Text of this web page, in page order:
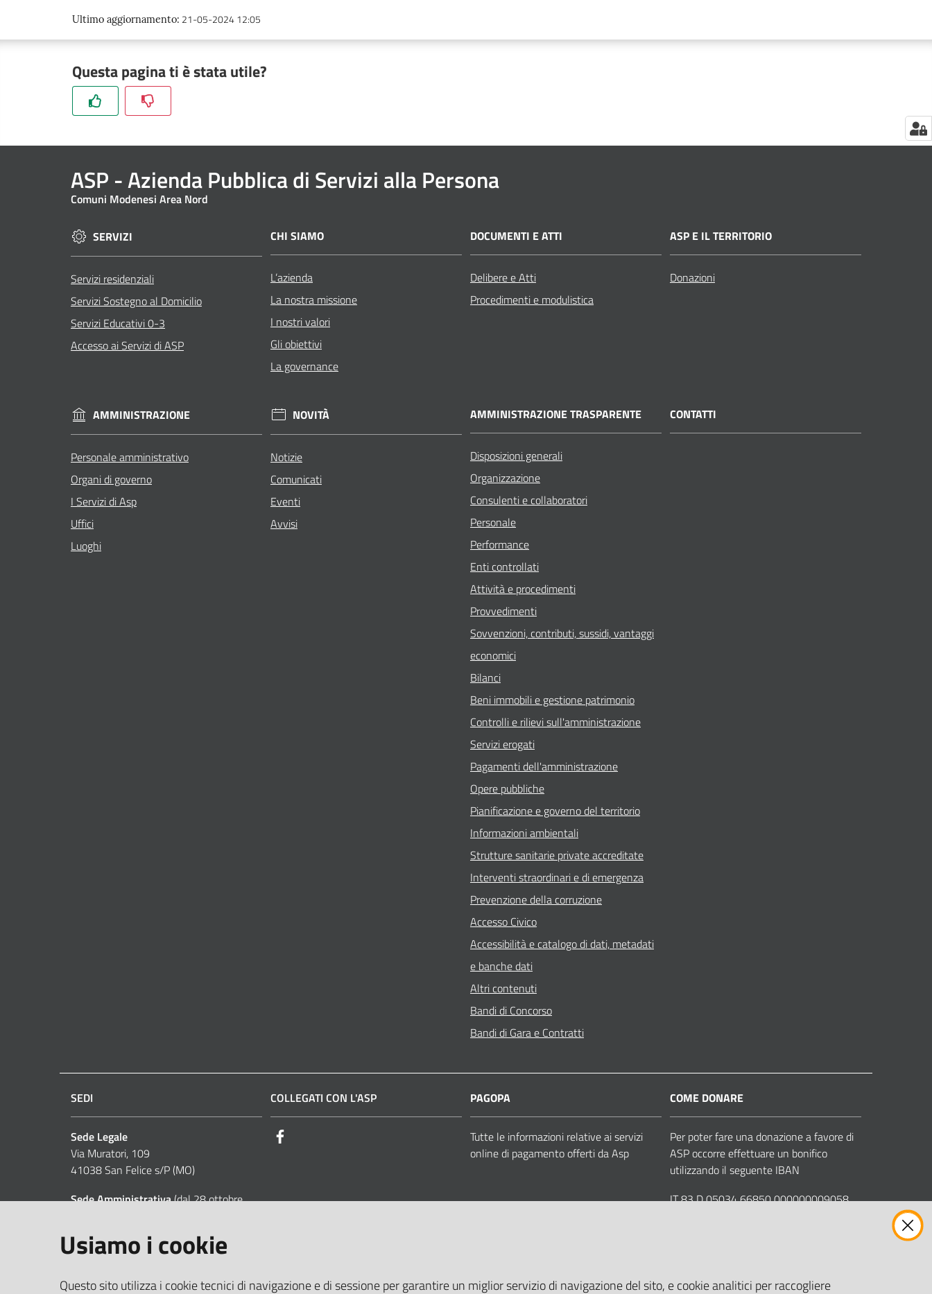
Ultimo aggiornamento: 21-05-2024 12:05
Questa pagina ti è stata utile?
ASP - Azienda Pubblica di Servizi alla Persona
Comuni Modenesi Area Nord
SERVIZI
Servizi residenziali
Servizi Sostegno al Domicilio
Servizi Educativi 0-3
Accesso ai Servizi di ASP
CHI SIAMO
L’azienda
La nostra missione
I nostri valori
Gli obiettivi
La governance
DOCUMENTI E ATTI
Delibere e Atti
Procedimenti e modulistica
ASP E IL TERRITORIO
Donazioni
AMMINISTRAZIONE
Personale amministrativo
Organi di governo
I Servizi di Asp
Uffici
Luoghi
NOVITÀ
Notizie
Comunicati
Eventi
Avvisi
AMMINISTRAZIONE TRASPARENTE
Disposizioni generali
Organizzazione
Consulenti e collaboratori
Personale
Performance
Enti controllati
Attività e procedimenti
Provvedimenti
Sovvenzioni, contributi, sussidi, vantaggi
economici
Bilanci
Beni immobili e gestione patrimonio
Controlli e rilievi sull'amministrazione
Servizi erogati
Pagamenti dell'amministrazione
Opere pubbliche
Pianificazione e governo del territorio
Informazioni ambientali
Strutture sanitarie private accreditate
Interventi straordinari e di emergenza
Prevenzione della corruzione
Accesso Civico
Accessibilità e catalogo di dati, metadati
e banche dati
Altri contenuti
Bandi di Concorso
Bandi di Gara e Contratti
CONTATTI
SEDI
Sede Legale
Via Muratori, 109
41038 San Felice s/P (MO)
Sede Amministrativa(dal 28 ottobre
Via Posta Vecchia, 30
41037 Mirandola (MO)
tel 0535/82688 - fax 0535 /81563
COLLEGATI CON L'ASP PAGOPA
Tutte le informazioni relative ai servizi
online di pagamento offerti da Asp
COME DONARE
Per poter fare una donazione a favore di
ASP occorre effettuare un bonifico
utilizzando il seguente IBAN
IT 83 D 05034 66850 000000009058
Usiamo i cookie
Questo sito utilizza i cookie tecnici di navigazione e di sessione per garantire un miglior servizio di navigazione del sito, e cookie analitici per raccogliere